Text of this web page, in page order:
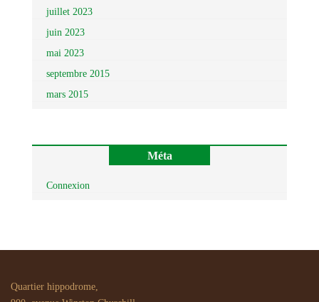
juillet 2023
juin 2023
mai 2023
septembre 2015
mars 2015
Méta
Connexion
Quartier hippodrome,